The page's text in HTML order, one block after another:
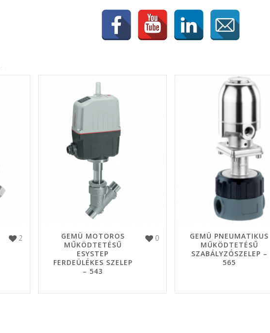
2 0
GEMÜ MOTOROS
MŰKÖDTETÉSŰ
ESYSTEP
FERDEÜLÉKES SZELEP
– 543
GEMÜ PNEUMATIKUS
MŰKÖDTETÉSŰ
SZABÁLYZÓSZELEP –
565